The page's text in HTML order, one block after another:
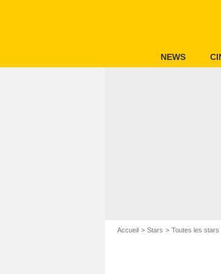
NEWS
Accueil Stars Toutes les stars